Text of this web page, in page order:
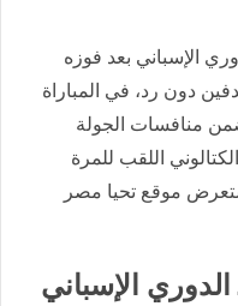
الإسباني بعد فوزه
دون رد، في المباراة
منافسات الجولة
اللقب للمرة
موقع تحيا مصر
الإسباني